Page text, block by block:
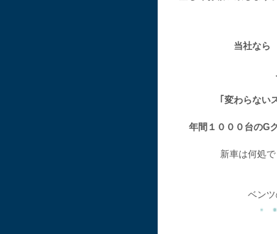
当社なら
｢変わらない
年間１０００台のG
新車は何処
ベン